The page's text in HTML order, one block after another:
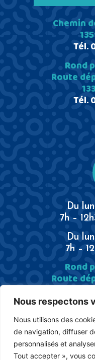
Nous respectons
Nous utilisons des
de navigation, diffuser
personnalisés et
Tout accepter », vous
Du
7h –
Du
7h –
Rond
Route
Tél.
Chemin
Tél.
Rond
Route
Tél.
CGV